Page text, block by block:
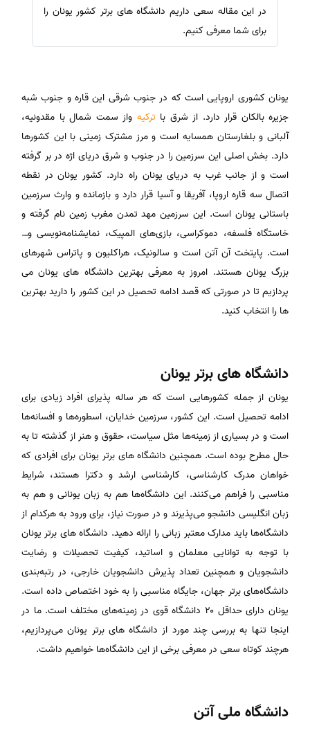
در این مقاله سعی داریم دانشگاه های برتر کشور یونان را
برای شما معرفی کنیم.
یونان کشوری اروپایی است که در جنوب شرقی این قاره و جنوب شبه
جزیره بالکان قرار دارد. از شرق با ترکیه واز سمت شمال با مقدونیه،
آلبانی و بلغارستان همسایه است و مرز مشترک زمینی با این کشورها
دارد. بخش اصلی این سرزمین را در جنوب و شرق دریای اژه در بر گرفته
است و از جانب غرب به دریای یونان راه دارد. کشور یونان در نقطه
اتصال سه قاره اروپا، آفریقا و آسیا قرار دارد و بازمانده و وارث سرزمین
باستانی یونان است. این سرزمین مهد تمدن مغرب زمین نام گرفته و
خاستگاه فلسفه، دموکراسی، بازی‌های المپیک، نمایشنامه‌نویسی و…
است. پایتخت آن آتن است و سالونیک، هراکلیون و پاتراس شهرهای
بزرگ یونان هستند. امروز به معرفی بهترین دانشگاه های یونان می
پردازیم تا در صورتی که قصد ادامه تحصیل در این کشور را دارید بهترین
ها را انتخاب کنید.
دانشگاه های برتر یونان
یونان از‌ جمله کشور‌هایی است که هر ساله پذیرای افراد زیادی برای
ادامه تحصیل است. این کشور، سرزمین خدایان، اسطوره‌ها و افسانه‌ها
است و در بسیاری از زمینه‌ها مثل سیاست، حقوق و هنر از گذشته تا به‌
حال مطرح بوده است. همچنین دانشگاه های برتر یونان برای افرادی که
خواهان مدرک کارشناسی، کارشناسی ارشد و دکترا هستند، شرایط
مناسبی را فراهم می‌کنند. این دانشگاه‌ها هم به زبان یونانی و هم به
زبان انگلیسی دانشجو می‌پذیرند و در صورت نیاز، برای ورود به هرکدام از
دانشگاه‌‌ها باید مدارک معتبر زبانی را ارائه دهید. دانشگاه های برتر یونان
با توجه به توانایی معلمان و اساتید، کیفیت تحصیلات و رضایت
دانشجویان و همچنین تعداد پذیرش دانشجویان خارجی، در رتبه‌بندی
دانشگاه‌های برتر جهان، جایگاه مناسبی را به خود اختصاص داده است.
یونان دارای حداقل ۲۰ دانشگاه قوی در زمینه‌های مختلف است. ما در
اینجا تنها به بررسی چند مورد از دانشگاه های برتر یونان می‌پردازیم،
هرچند کوتاه سعی در معرفی برخی از این دانشگاه‌ها خواهیم داشت.
دانشگاه ملی آتن